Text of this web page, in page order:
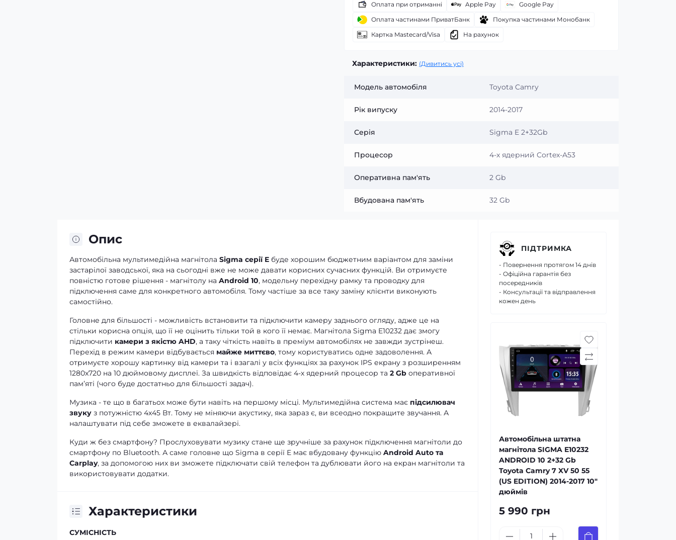
Оплата при отриманні Apple Pay
Google Pay
Оплата частинами ПриватБанк
Покупка частинами Монобанк
Картка Mastecard/Visa
На рахунок
Характеристики: (Дивитись усі)
Модель автомобіля Toyota Camry
Рік випуску 2014-2017
Серія Sigma E 2+32Gb
Процесор 4-х ядерний Cortex-A53
Оперативна пам'ять 2 Gb
Вбудована пам'ять 32 Gb
Опис
Автомобільна мультимедійна магнітола Sigma серії E буде хорошим бюджетним варіантом для заміни
застарілої заводської, яка на сьогодні вже не може давати корисних сучасних функцій. Ви отримуєте
повністю готове рішення - магнітолу на Android 10, модельну перехідну рамку та проводку для
підключення саме для конкретного автомобіля. Тому частіше за все таку заміну клієнти виконують
самостійно.
Головне для більшості - можливість встановити та підключити камеру заднього огляду, адже це на
стільки корисна опція, що її не оцінить тільки той в кого її немає. Магнітола Sigma E10232 дає змогу
підключити камери з якістю AHD, а таку чіткість навіть в преміум автомобілях не завжди зустрінеш.
Перехід в режим камери відбувається майже миттєво, тому користуватись одне задоволення. А
отримуєте хорошу картинку від камери та і взагалі у всіх функціях за рахунок IPS екрану з розширенням
1280x720 на 10 дюймовому дисплеї. За швидкість відповідає 4-х ядерний процесор та 2 Gb оперативної
памʼяті (чого буде достатньо для більшості задач).
Музика - те що в багатьох може бути навіть на першому місці. Мультимедійна система має підсилювач
звуку з потужністю 4х45 Вт. Тому не міняючи акустику, яка зараз є, ви всеодно покращите звучання. А
налаштувати під себе зможете в еквалайзері.
Куди ж без смартфону? Прослуховувати музику стане ще зручніше за рахунок підключення магнітоли до
смартфону по Bluetooth. А саме головне що Sigma в серії E має вбудовану функцію Android Auto та
Carplay, за допомогою них ви зможете підключати свій телефон та дублювати його на екран магнітоли та
використовувати додатки.
Характеристики
СУМІСНІСТЬ
ПІДТРИМКА
- Повернення протягом 14 днів
- Офіційна гарантія без
посередників
- Консультації та відправлення
кожен день
Автомобільна штатна
магнітола SIGMA E10232
ANDROID 10 2+32 Gb
Toyota Camry 7 XV 50 55
(US EDITION) 2014-2017 10"
дюймів
5 990 грн